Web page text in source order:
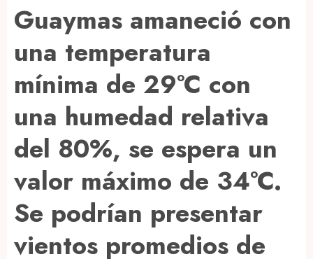
Guaymas amaneció con
una temperatura
mínima de 29°C con
una humedad relativa
del 80%, se espera un
valor máximo de 34°C.
Se podrían presentar
vientos promedios de